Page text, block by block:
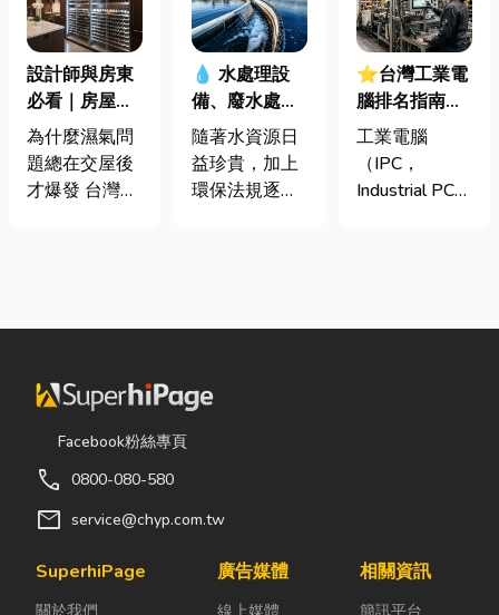
設計師與房東
必看｜房屋濕
氣重怎麼辦？
全屋除濕機＋
全熱交換器整
為什麼濕氣問
題總在交屋後
才爆發 台灣氣
同步規劃空氣
濕氣會躲進看
不到的地方持
續發酵。常見
更衣間、衣帽
間： 精品包、
藏最怕潮濕，
💧 水處理設
備、廢水處理
工程與回收水
工程完整解析
｜打造高效率
隨著水資源日
益珍貴，加上
環保法規逐漸
資源管理。透
不僅能改善水
程與回收水工
成本，實現節
⭐台灣工業電
腦排名指南：
台灣三大工業
電腦龍頭有哪
些？工廠採購
工業電腦
（IPC，
Industrial PC）
的硬體運算平
機無法應付高
Facebook粉絲專頁
call 0800-080-580
mail service@chyp.com.tw
SuperhiPage
關於我們
廣告媒體
線上媒體
相關資訊
簡訊平台